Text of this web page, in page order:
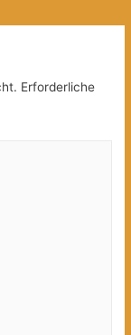
Erforderliche